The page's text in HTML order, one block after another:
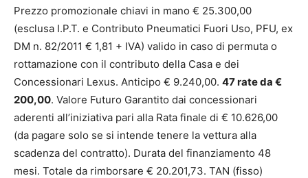
Prezzo promozionale chiavi in mano € 25.300,00
(esclusa I.P.T. e Contributo Pneumatici Fuori Uso, PFU, ex
DM n. 82/2011 € 1,81 + IVA) valido in caso di permuta o
rottamazione con il contributo della Casa e dei
Concessionari Lexus. Anticipo € 9.240,00. 47 rate da €
200,00. Valore Futuro Garantito dai concessionari
aderenti all’iniziativa pari alla Rata finale di € 10.626,00
(da pagare solo se si intende tenere la vettura alla
scadenza del contratto). Durata del finanziamento 48
mesi. Totale da rimborsare € 20.201,73. TAN (fisso)